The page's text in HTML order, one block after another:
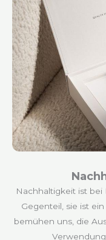
Nachhaltigkeit ist
Gegenteil, sie ist
bemühen uns, die